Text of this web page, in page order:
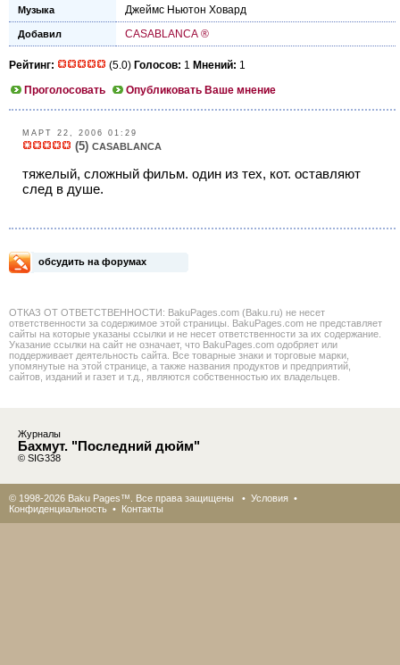
Музыка Джеймс Ньютон Ховард
Добавил CASABLANCA ®
Рейтинг: (5.0) Голосов: 1 Мнений: 1
Проголосовать
Опубликовать Ваше мнение
МАРТ 22, 2006 01:29
(5) CASABLANCA
тяжелый, сложный фильм. один из тех, кот. оставляют
след в душе.
обсудить на форумах
ОТКАЗ ОТ ОТВЕТСТВЕННОСТИ: BakuPages.com (Baku.ru) не несет
ответственности за содержимое этой страницы. BakuPages.com не представляет
сайты на которые указаны ссылки и не несет ответственности за их содержание.
Указание ссылки на сайт не означает, что BakuPages.com одобряет или
поддерживает деятельность сайта. Все товарные знаки и торговые марки,
упомянутые на этой странице, а также названия продуктов и предприятий,
сайтов, изданий и газет и т.д., являются собственностью их владельцев.
Журналы
Бахмут. "Последний дюйм"
© SIG338
© 1998-2026 Baku Pages™. Все права защищены • Условия •
Конфиденциальность • Контакты